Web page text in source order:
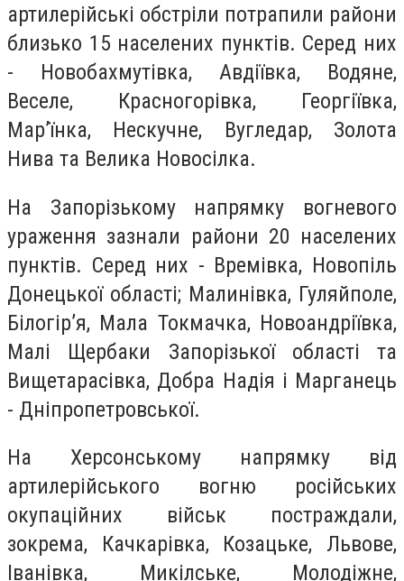
артилерійські обстріли потрапили райони
близько 15 населених пунктів. Серед них
- Новобахмутівка, Авдіївка, Водяне,
Веселе, Красногорівка, Георгіївка,
Мар’їнка, Нескучне, Вугледар, Золота
Нива та Велика Новосілка.
На Запорізькому напрямку вогневого
ураження зазнали райони 20 населених
пунктів. Серед них - Времівка, Новопіль
Донецької області; Малинівка, Гуляйполе,
Білогір’я, Мала Токмачка, Новоандріївка,
Малі Щербаки Запорізької області та
Вищетарасівка, Добра Надія і Марганець
- Дніпропетровської.
На Херсонському напрямку від
артилерійського вогню російських
окупаційних військ постраждали,
зокрема, Качкарівка, Козацьке, Львове,
Іванівка, Микілське, Молодіжне,